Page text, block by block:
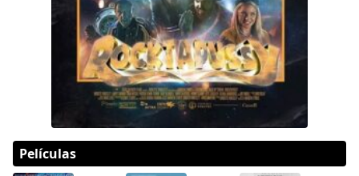
Películas